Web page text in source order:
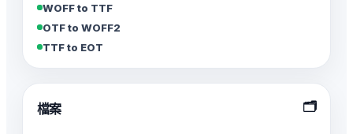
WOFF to TTF
OTF to WOFF2
TTF to EOT
檔案 🗂️